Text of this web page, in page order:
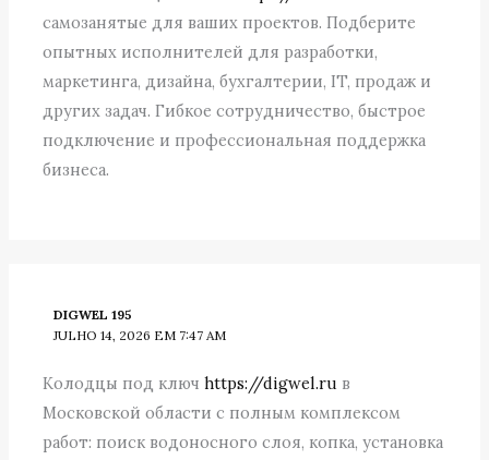
самозанятые для ваших проектов. Подберите
опытных исполнителей для разработки,
маркетинга, дизайна, бухгалтерии, IT, продаж и
других задач. Гибкое сотрудничество, быстрое
подключение и профессиональная поддержка
бизнеса.
DIGWEL 195
JULHO 14, 2026 EM 7:47 AM
Колодцы под ключhttps://digwel.ru в
Московской области с полным комплексом
работ: поиск водоносного слоя, копка, установка